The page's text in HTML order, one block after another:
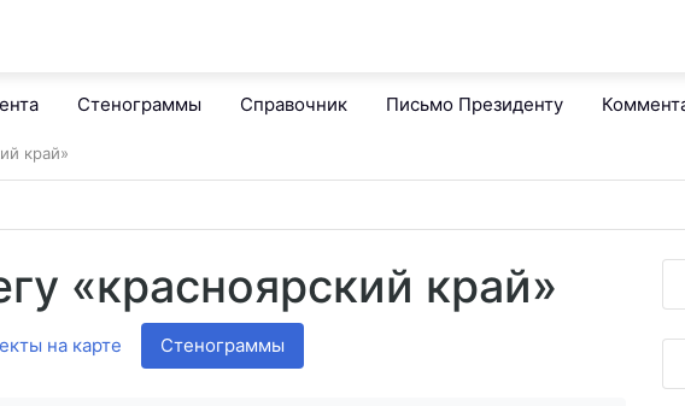
Стенограммы Справочник Письмо Президенту
край»
«красноярский край»
на карте Стенограммы